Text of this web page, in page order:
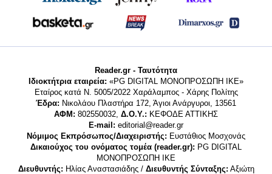
Reader.gr - Ταυτότητα
Ιδιοκτήτρια εταιρεία: «PG DIGITAL MONΟΠΡΟΣΩΠΗ ΙΚΕ»
Εταίρος κατά Ν. 5005/2022 Χαράλαμπος - Χάρης Πολίτης
Έδρα: Νικολάου Πλαστήρα 172, Άγιοι Ανάργυροι, 13561
ΑΦΜ: 802550032, Δ.Ο.Υ.: ΚΕΦΟΔΕ ΑΤΤΙΚΗΣ
E-mail: editorial@reader.gr
Νόμιμος Εκπρόσωπος/Διαχειριστής: Ευστάθιος Μοσχονάς
Δικαιούχος του ονόματος τομέα (reader.gr): PG DIGITAL
MONΟΠΡΟΣΩΠΗ ΙΚΕ
Διευθυντής: Ηλίας Αναστασιάδης / Διευθυντής Σύνταξης: Αξιώτη